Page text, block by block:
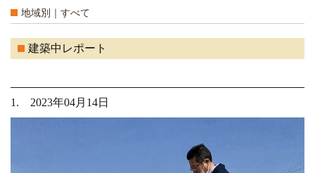
地域別｜すべて
建築中レポート
1. 2023年04月14日